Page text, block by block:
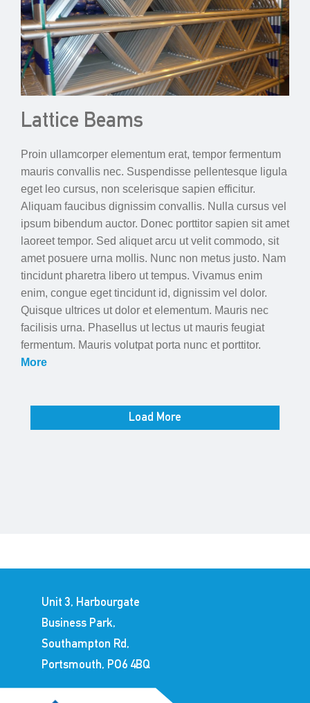
Lattice Beams
Proin ullamcorper elementum erat, tempor fermentum
mauris convallis nec. Suspendisse pellentesque ligula
eget leo cursus, non scelerisque sapien efficitur.
Aliquam faucibus dignissim convallis. Nulla cursus vel
ipsum bibendum auctor. Donec porttitor sapien sit amet
laoreet tempor. Sed aliquet arcu ut velit commodo, sit
amet posuere urna mollis. Nunc non metus justo. Nam
tincidunt pharetra libero ut tempus. Vivamus enim
enim, congue eget tincidunt id, dignissim vel dolor.
Quisque ultrices ut dolor et elementum. Mauris nec
facilisis urna. Phasellus ut lectus ut mauris feugiat
fermentum. Mauris volutpat porta nunc et porttitor.
More
Load More
Unit 3, Harbourgate
Business Park,
Southampton Rd,
Portsmouth, PO6 4BQ